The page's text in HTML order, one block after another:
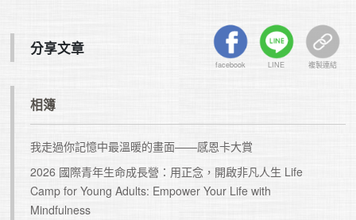
相簿
我走過你記憶中最溫暖的畫面——感恩卡大賞
2026 國際青年生命成長營：用正念，開啟非凡人生 Life
Camp for Young Adults: Empower Your Life with
Mindfulness
分享文章
facebook LINE 複製連結